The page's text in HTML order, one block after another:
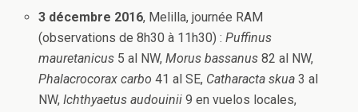
3 décembre 2016, Melilla, journée RAM
(observations de 8h30 à 11h30) :Puffinus
mauretanicus 5 al NW,Morus bassanus 82 al NW,
Phalacrocorax carbo 41 al SE, Catharacta skua 3 al
NW,Ichthyaetus audouinii 9 en vuelos locales,